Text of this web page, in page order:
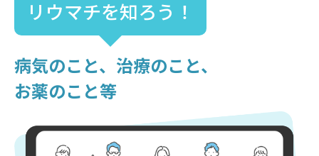
リウマチを知ろう！
病気のこと、治療のこと、
お薬のこと等